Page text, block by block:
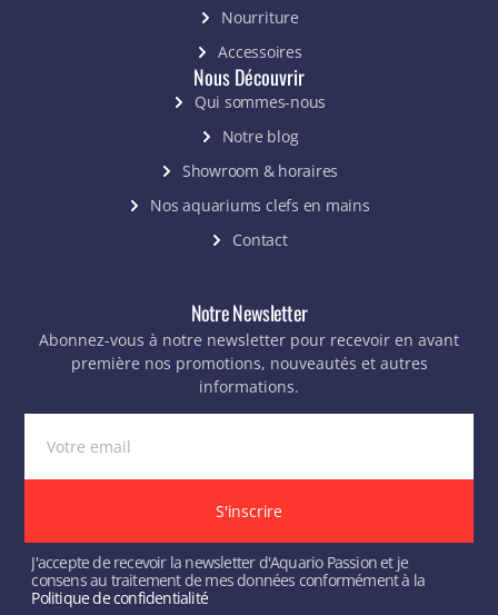
Nourriture
Accessoires
Nous Découvrir
Qui sommes-nous
Notre blog
Showroom & horaires
Nos aquariums clefs en mains
Contact
Notre Newsletter
Abonnez-vous à notre newsletter pour recevoir en avant
première nos promotions, nouveautés et autres
informations.
J'accepte de recevoir la newsletter d'Aquario Passion et je
consens au traitement de mes données conformément à la
Politique de confidentialité
S'inscrire